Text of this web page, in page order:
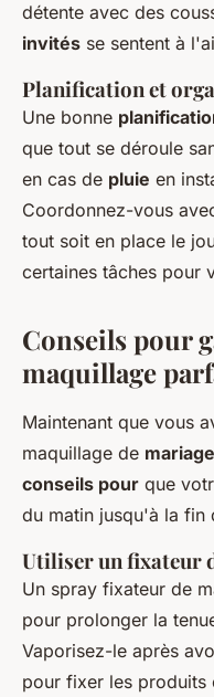
détente avec des
invités se sentent à
Planification et
Une bonne
que tout se déroule
en cas de pluie en
Coordonnez-vous
tout soit en place le
certaines tâches pour
Conseils pour
maquillage
Maintenant que vous
maquillage de
conseils pour que
du matin jusqu'à la fin
Utiliser un fixateur
Un spray fixateur de
pour prolonger la
Vaporisez-le après
pour fixer les produits